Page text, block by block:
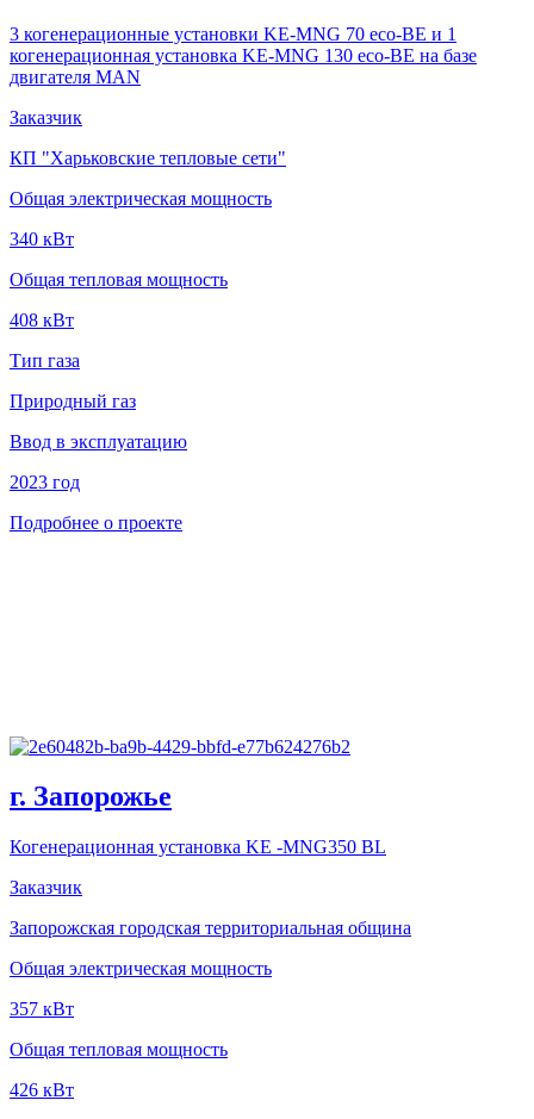
3 когенерационные установки KE-MNG 70 eco-BE и 1
когенерационная установка KE-MNG 130 eco-BE на базе
двигателя MAN
Заказчик
КП "Харьковские тепловые сети"
Общая электрическая мощность
340 кВт
Общая тепловая мощность
408 кВт
Тип газа
Природный газ
Ввод в эксплуатацию
2023 год
Подробнее о проекте
г. Запорожье
Когенерационная установка KE -MNG350 BL
Заказчик
Запорожская городская территориальная община
Общая электрическая мощность
357 кВт
Общая тепловая мощность
426 кВт